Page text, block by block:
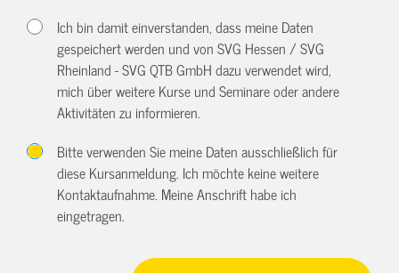
Ich bin damit einverstanden, dass meine Daten
gespeichert werden und von SVG Hessen / SVG
Rheinland - SVG QTB GmbH dazu verwendet wird,
mich über weitere Kurse und Seminare oder andere
Aktivitäten zu informieren.
Bitte verwenden Sie meine Daten ausschließlich für
diese Kursanmeldung. Ich möchte keine weitere
Kontaktaufnahme. Meine Anschrift habe ich
eingetragen.